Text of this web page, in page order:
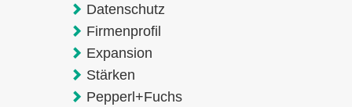
Datenschutz
Firmenprofil
Expansion
Stärken
Pepperl+Fuchs